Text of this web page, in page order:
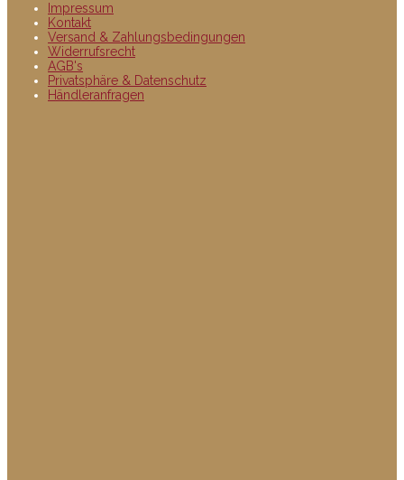
Impressum
Kontakt
Versand & Zahlungsbedingungen
Widerrufsrecht
AGB's
Privatsphäre & Datenschutz
Händleranfragen